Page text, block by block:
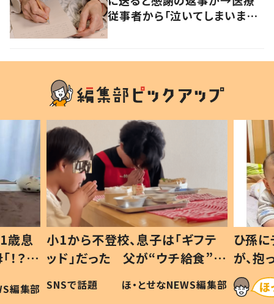
従事者から「泣いてしまいます」
歳息
？」
編集部
小1から不登校、息子は「ギフテ
ッド」だった 父が“ウチ給食”を
作り続ける理由とは #令和の親
#令和の子
SNSで話題 ほ・とせなNEWS編集部
ひ孫
が、
「涙が
い」